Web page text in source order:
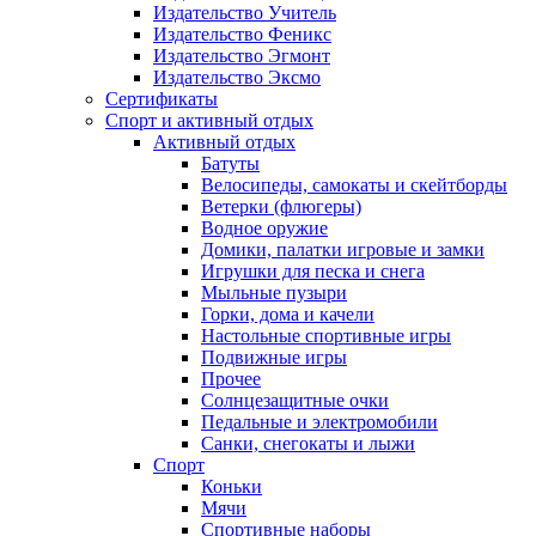
Издательство Учитель
Издательство Феникс
Издательство Эгмонт
Издательство Эксмо
Сертификаты
Спорт и активный отдых
Активный отдых
Батуты
Велосипеды, самокаты и скейтборды
Ветерки (флюгеры)
Водное оружие
Домики, палатки игровые и замки
Игрушки для песка и снега
Мыльные пузыри
Горки, дома и качели
Настольные спортивные игры
Подвижные игры
Прочее
Солнцезащитные очки
Педальные и электромобили
Санки, снегокаты и лыжи
Спорт
Коньки
Мячи
Спортивные наборы